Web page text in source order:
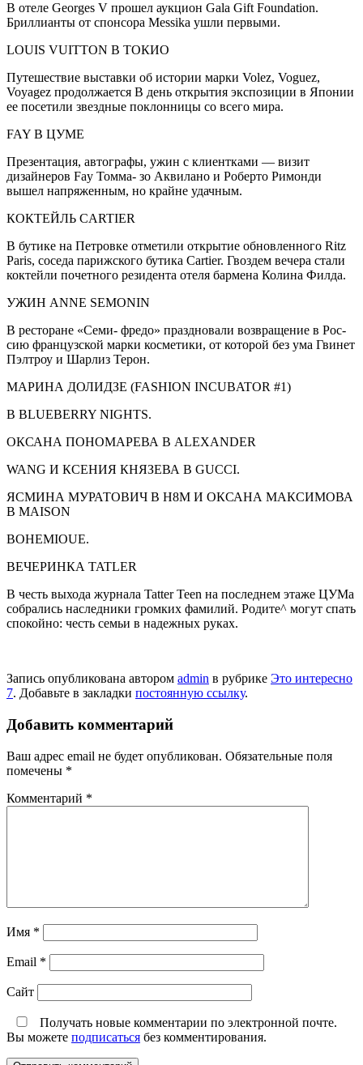
В отеле Georges V прошел аукцион Gala Gift Foundation.
Бриллианты от спон­сора Messika ушли первыми.
LOUIS VUITTON В ТОКИО
Путешествие вы­ставки об истории марки Volez, Voguez,
Voyagez продол­жается В день от­крытия экспозиции в Японии
ее посети­ли звездные поклон­ницы со всего мира.
FAY В ЦУМЕ
Презентация, автографы, ужин с клиентками — визит
дизайнеров Fay Томма- зо Аквилано и Роберто Римонди
вышел напряжен­ным, но крайне удачным.
КОКТЕЙЛЬ CARTIER
В бутике на Петров­ке отметили откры­тие обновленного Ritz
Paris, соседа парижского бутика Cartier. Гвоздем ве­чера стали
коктейли почетного резиден­та отеля бармена Колина Филда.
УЖИН ANNE SEMONIN
В ресторане «Семи- фредо» праздновали возвращение в Рос­
сию французской марки косметики, от которой без ума Гвинет
Пэлтроу и Шарлиз Терон.
МАРИНА ДОЛИДЗЕ (FASHION INCUBATOR #1)
В BLUEBERRY NIGHTS.
ОКСАНА ПОНОМА­РЕВА В ALEXANDER
WANG И КСЕНИЯ КНЯЗЕВА В GUCCI.
ЯСМИНА МУРАТО­ВИЧ В Н8М И ОКСАНА МАКСИМОВА
В MAISON
BOHEMIOUE.
ВЕЧЕРИНКА TATLER
В честь выхода журнала Tatter Teen на последнем этаже ЦУМа
собрались наследники громких фамилий. Родите^ могут спать
спо­койно: честь семьи в надежных руках.
Запись опубликована автором admin в рубрике Это интересно
7. Добавьте в закладки постоянную ссылку.
Добавить комментарий
Ваш адрес email не будет опубликован. Обязательные поля
помечены *
Комментарий *
Имя *
Email *
Сайт
Получать новые комментарии по электронной почте.
Вы можете подписаться без комментирования.